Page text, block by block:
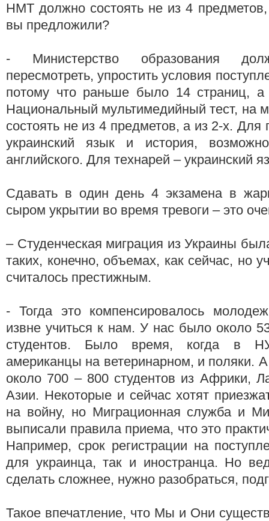
НМТ должно состоять не из 4
вы предложили?
- Министерство образования
пересмотреть, упростить условия
потому что раньше было 14 страниц, а
Национальный мультимедийный тест, на
состоять не из 4 предметов, а из 2-х. Для
украинский язык и история,
английского. Для технарей – украинский
Сдавать в один день 4 экзамена в
сыром укрытии во время тревоги – это
– Студенческая миграция из Украины
таких, конечно, объемах, как сейчас, но
считалось престижным.
- Тогда это компенсировалось
извне учиться к нам. У нас было около
студентов. Было время, когда в
американцы на ветеринарном, и поляки.
около 700 – 800 студентов из Африки,
Азии. Некоторые и сейчас хотят
на войну, но Миграционная служба и
выписали правила приема, что это
Например, срок регистрации на
для украинца, так и иностранца. Но
сделать сложнее, нужно разобраться,
Такое впечатление, что Мы и Они